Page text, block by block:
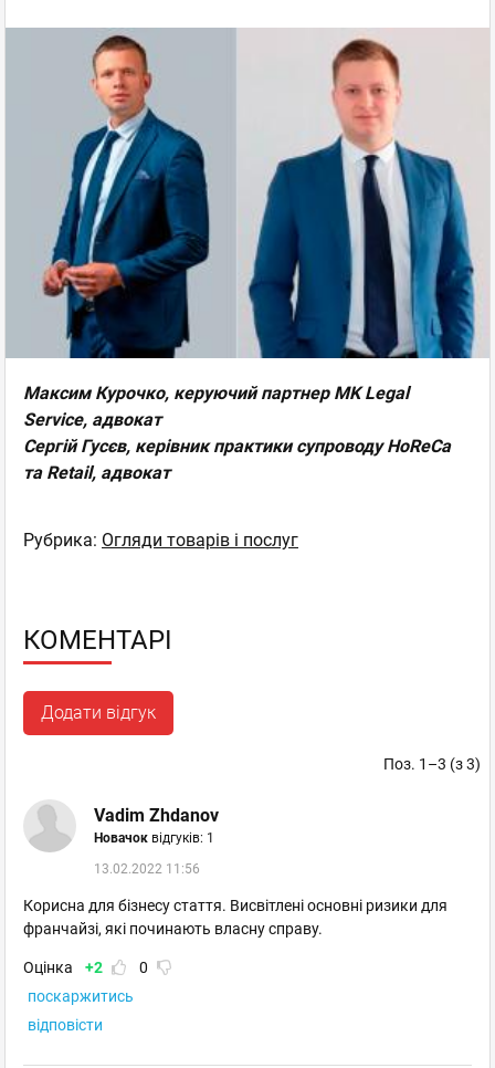
Максим Курочко, керуючий партнер MK Legal
Service, адвокат
Сергій Гусєв, керівник практики супроводу HoReCa
та Retail, адвокат
Рубрика: Огляди товарів і послуг
КОМЕНТАРІ
Додати відгук
Поз. 1–3 (з 3)
Vadim Zhdanov
Новачок відгуків: 1
13.02.2022 11:56
Корисна для бізнесу стаття. Висвітлені основні ризики для
франчайзі, які починають власну справу.
Оцінка +2
0
поскаржитись
відповісти